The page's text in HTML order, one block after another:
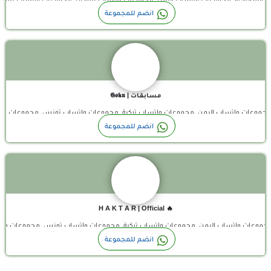
انضم للمجموعة
مـسـابـقـات | 𝕲𝖔𝖐𝖚
مجموعات واتساب اليمن, مجموعات واتساب تركية, مجموعات واتساب تونس,
انضم للمجموعة
🔥 H A K T A R | Official
🔥 تم افتتاح كلان H A K T A R! 🔥 إذا كنت لاعبًا نشيطًا وتبحث عن كلان قوي ومتعاون، فأنت في المكان…
مجموعات واتساب اليمن, مجموعات واتساب تركية, مجموعات واتساب تونس,
انضم للمجموعة